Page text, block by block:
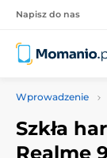
Napisz do nas
Wprowadzenie
Szkła
Realme